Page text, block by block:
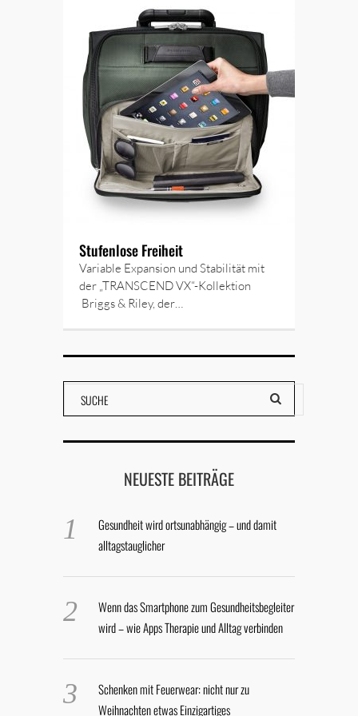
Stufenlose Freiheit
Variable Expansion und Stabilität mit
der „TRANSCEND VX“-Kollektion
Briggs & Riley, der…
NEUESTE BEITRÄGE
Gesundheit wird ortsunabhängig – und damit
alltagstauglicher
Wenn das Smartphone zum Gesundheitsbegleiter
wird – wie Apps Therapie und Alltag verbinden
Schenken mit Feuerwear: nicht nur zu
Weihnachten etwas Einzigartiges